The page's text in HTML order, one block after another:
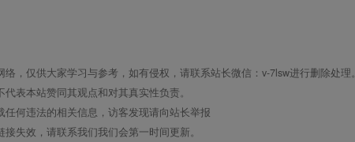
，仅供大家学习与参考，如有侵权，请联系站长微信：v-7lsw进行删除处理。
表本站赞同其观点和对其真实性负责。
何违法的相关信息，访客发现请向站长举报
失效，请联系我们我们会第一时间更新。